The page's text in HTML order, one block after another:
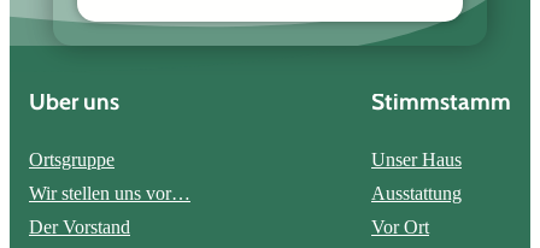
Über uns
Ortsgruppe
Wir stellen uns vor…
Der Vorstand
Stimmstamm
Unser Haus
Ausstattung
Vor Ort